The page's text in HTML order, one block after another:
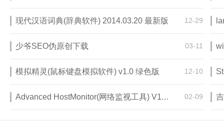
现代汉语词典(辞典软件) 2014.03.20 最新版 12-29
少爷SEO伪原创下载 03-11
模拟精灵(鼠标键盘模拟软件) v1.0 绿色版 12-10
Advanced HostMonitor(网络监视工具) V11.50 免费版 02-09